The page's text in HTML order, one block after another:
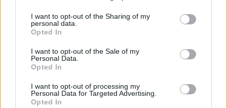
I want to opt-out of the Sharing of my
personal data.
Opted In
I want to opt-out of the Sale of my
Personal Data.
Opted In
I want to opt-out of processing my
Personal Data for Targeted Advertising.
Opted In